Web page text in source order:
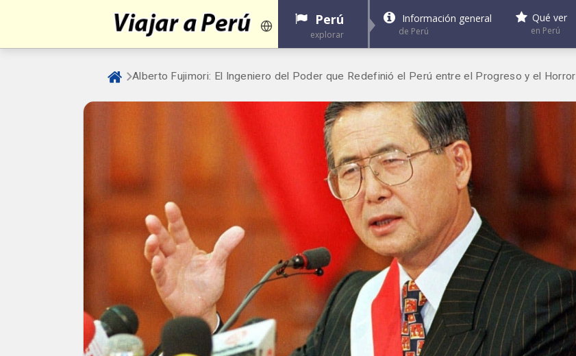
Perú
explorar
Información general
de Perú
Qué ver
en Perú
Alberto Fujimori: El Ingeniero del Poder que Redefinió el Perú entre el Progreso y el Horror